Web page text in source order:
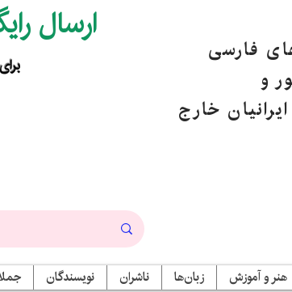
ارسال
برای
فارسی
و
خارج
هنر و آموزش زبان‌ها ناشران نویسندگان